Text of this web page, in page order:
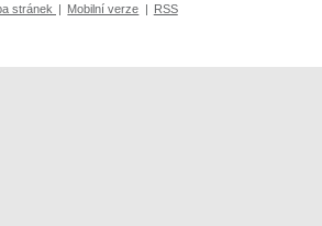
stránek Mobilní verze RSS